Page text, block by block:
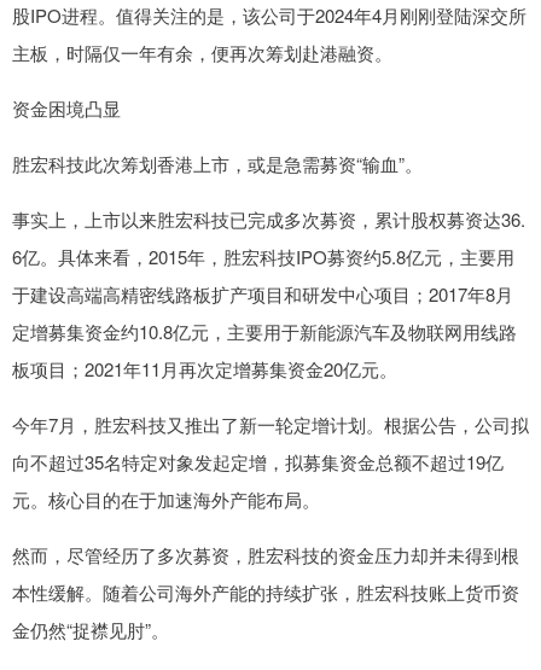
股IPO进程。值得关注的是，该公司于2024年4月刚刚登陆深交所
主板，时隔仅一年有余，便再次筹划赴港融资。
资金困境凸显
胜宏科技此次筹划香港上市，或是急需募资“输血”。
事实上，上市以来胜宏科技已完成多次募资，累计股权募资达36.
6亿。具体来看，2015年，胜宏科技IPO募资约5.8亿元，主要用
于建设高端高精密线路板扩产项目和研发中心项目；2017年8月
定增募集资金约10.8亿元，主要用于新能源汽车及物联网用线路
板项目；2021年11月再次定增募集资金20亿元。
今年7月，胜宏科技又推出了新一轮定增计划。根据公告，公司拟
向不超过35名特定对象发起定增，拟募集资金总额不超过19亿
元。核心目的在于加速海外产能布局。
然而，尽管经历了多次募资，胜宏科技的资金压力却并未得到根
本性缓解。随着公司海外产能的持续扩张，胜宏科技账上货币资
金仍然“捉襟见肘”。